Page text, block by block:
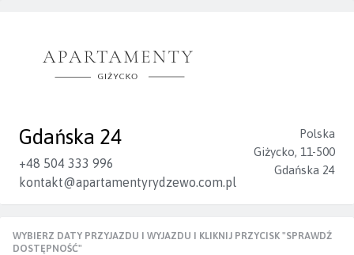
Gdańska 24
+48 504 333 996
kontakt@apartamentyrydzewo.com.pl
Polska
Giżycko, 11-500
Gdańska 24
WYBIERZ DATY PRZYJAZDU I WYJAZDU I KLIKNIJ PRZYCISK "SPRAWDŹ
DOSTĘPNOŚĆ"